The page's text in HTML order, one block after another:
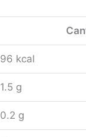
96 kcal
1.5 g
0.2 g